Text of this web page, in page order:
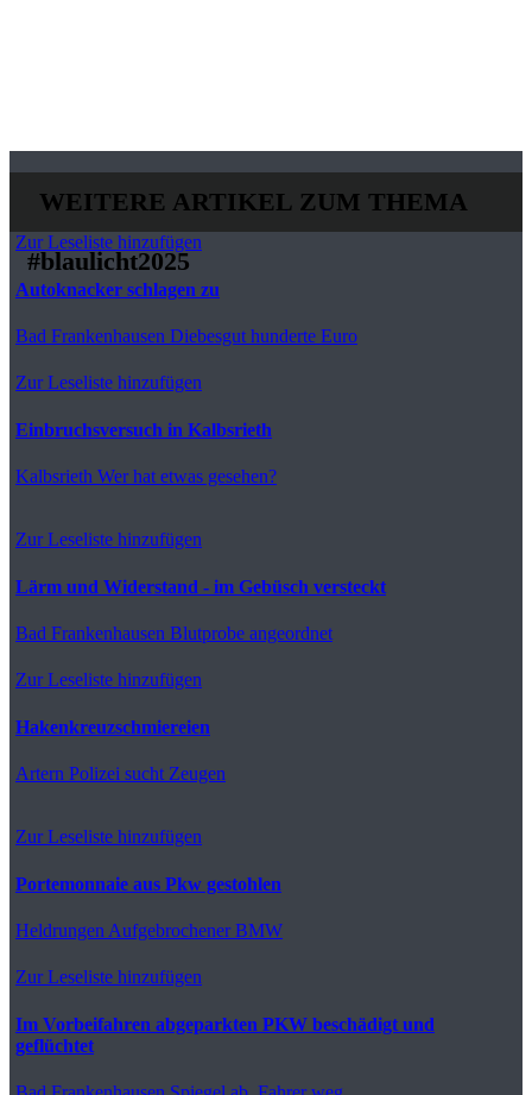
WEITERE ARTIKEL ZUM THEMA
#blaulicht2025
Zur Leseliste hinzufügen
Autoknacker schlagen zu
Bad Frankenhausen Diebesgut hunderte Euro
Zur Leseliste hinzufügen
Einbruchsversuch in Kalbsrieth
Kalbsrieth Wer hat etwas gesehen?
Zur Leseliste hinzufügen
Lärm und Widerstand - im Gebüsch versteckt
Bad Frankenhausen Blutprobe angeordnet
Zur Leseliste hinzufügen
Hakenkreuzschmiereien
Artern Polizei sucht Zeugen
Zur Leseliste hinzufügen
Portemonnaie aus Pkw gestohlen
Heldrungen Aufgebrochener BMW
Zur Leseliste hinzufügen
Im Vorbeifahren abgeparkten PKW beschädigt und
geflüchtet